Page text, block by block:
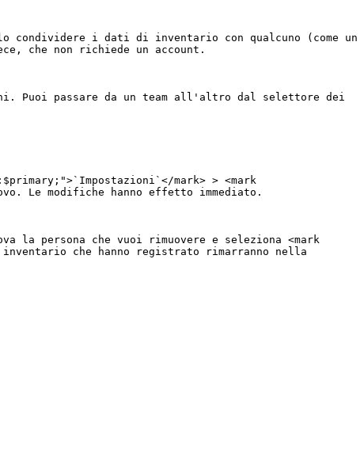
condividere i dati di inventario con qualcuno (come un
che non richiede un account.
Puoi passare da un team all'altro dal selettore dei
mark> > <mark
Le modifiche hanno effetto immediato.
la persona che vuoi rimuovere e seleziona <mark
che hanno registrato rimarranno nella